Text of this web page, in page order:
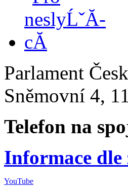
Parlament
Sněmovní 4,
Telefon na
Informace dle
YouTube